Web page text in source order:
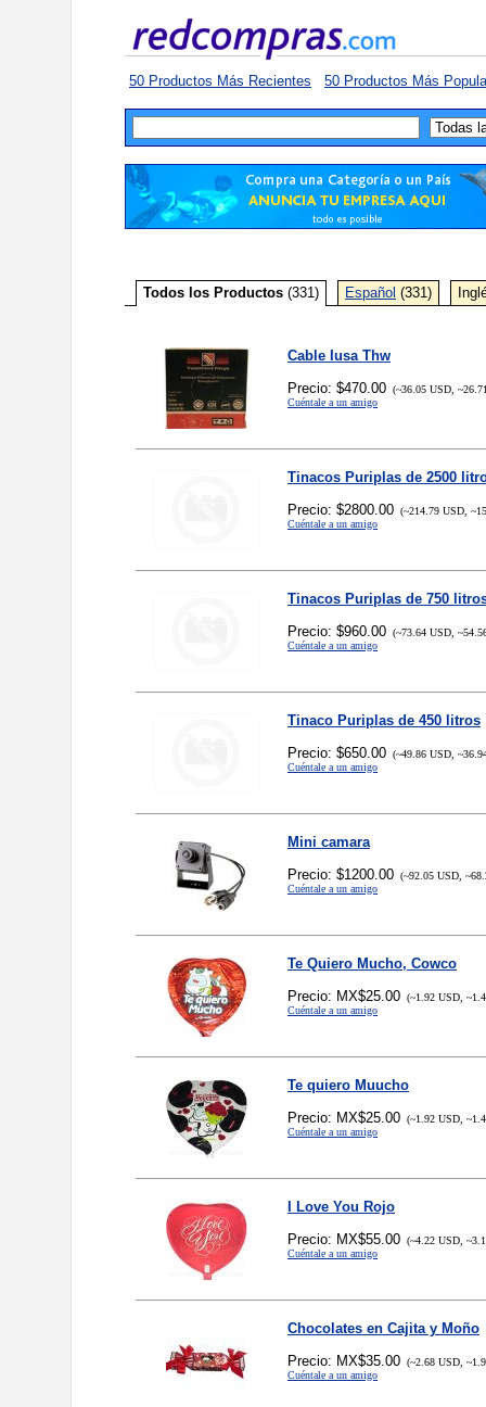
50 Productos Más Recientes 50 Productos Más
Todos los Productos (331) Español (331)
Cable Iusa Thw
Precio: $470.00 (~36.05 USD,
Cuéntale a un amigo
Tinacos Puriplas de 2500
Precio: $2800.00 (~214.79 USD,
Cuéntale a un amigo
Tinacos Puriplas de 750
Precio: $960.00 (~73.64 USD,
Cuéntale a un amigo
Tinaco Puriplas de 450 litros
Precio: $650.00 (~49.86 USD,
Cuéntale a un amigo
Mini camara
Precio: $1200.00 (~92.05 USD,
Cuéntale a un amigo
Te Quiero Mucho, Cowco
Precio: MX$25.00 (~1.92 USD,
Cuéntale a un amigo
Te quiero Muucho
Precio: MX$25.00 (~1.92 USD,
Cuéntale a un amigo
I Love You Rojo
Precio: MX$55.00 (~4.22 USD,
Cuéntale a un amigo
Chocolates en Cajita y Moño
Precio: MX$35.00 (~2.68 USD,
Cuéntale a un amigo